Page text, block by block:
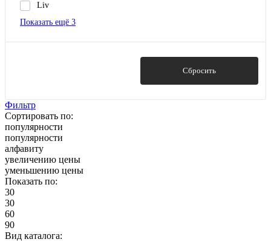
Liv
Показать ещё 3
Сбросить
Фильтр
Сортировать по:
популярности
популярности
алфавиту
увеличению цены
уменьшению цены
Показать по:
30
30
60
90
Вид каталога: